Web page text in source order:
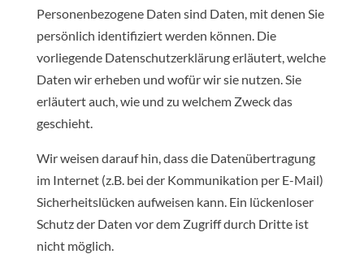
Personenbezogene Daten sind Daten, mit denen Sie
persönlich identifiziert werden können. Die
vorliegende Datenschutzerklärung erläutert, welche
Daten wir erheben und wofür wir sie nutzen. Sie
erläutert auch, wie und zu welchem Zweck das
geschieht.
Wir weisen darauf hin, dass die Datenübertragung
im Internet (z.B. bei der Kommunikation per E-Mail)
Sicherheitslücken aufweisen kann. Ein lückenloser
Schutz der Daten vor dem Zugriff durch Dritte ist
nicht möglich.